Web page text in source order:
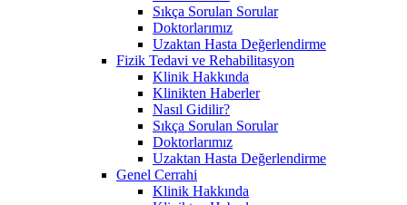
Sıkça Sorulan Sorular
Doktorlarımız
Uzaktan Hasta Değerlendirme
Fizik Tedavi ve Rehabilitasyon
Klinik Hakkında
Klinikten Haberler
Nasıl Gidilir?
Sıkça Sorulan Sorular
Doktorlarımız
Uzaktan Hasta Değerlendirme
Genel Cerrahi
Klinik Hakkında